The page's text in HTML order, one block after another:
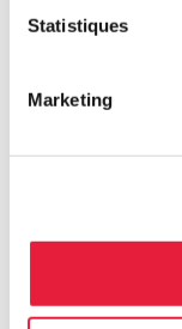
Statistiques
Marketing
Autres
En